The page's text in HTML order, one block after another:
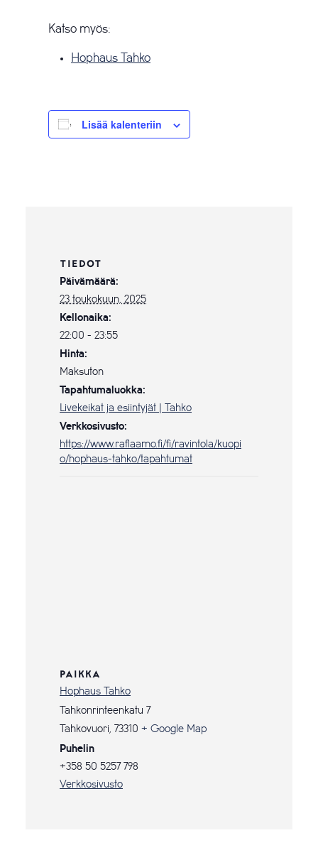
Katso myös:
Hophaus Tahko
Lisää kalenteriin
TIEDOT
Päivämäärä:
23 toukokuun, 2025
Kellonaika:
22:00 - 23:55
Hinta:
Maksuton
Tapahtumaluokka:
Livekeikat ja esiintyjät | Tahko
Verkkosivusto:
https://www.raflaamo.fi/fi/ravintola/kuopi
o/hophaus-tahko/tapahtumat
PAIKKA
Hophaus Tahko
Tahkonrinteenkatu 7
Tahkovuori, 73310 + Google Map
Puhelin
+358 50 5257 798
Verkkosivusto